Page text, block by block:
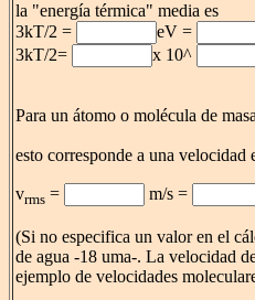
la "energía térmica" media es
3kT/2 =
eV =
3kT/2=
x 10^
Para un átomo o molécula de
esto corresponde a una velocidad
vrms = m/s =
(Si no especifica un valor en el
de agua -18 uma-. La velocidad
ejemplo de velocidades